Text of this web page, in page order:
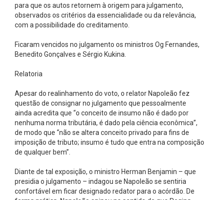
para que os autos retornem à origem para julgamento,
observados os critérios da essencialidade ou da relevância,
com a possibilidade do creditamento.
Ficaram vencidos no julgamento os ministros Og Fernandes,
Benedito Gonçalves e Sérgio Kukina.
Relatoria
Apesar do realinhamento do voto, o relator Napoleão fez
questão de consignar no julgamento que pessoalmente
ainda acredita que “o conceito de insumo não é dado por
nenhuma norma tributária, é dado pela ciência econômica”,
de modo que “não se altera conceito privado para fins de
imposição de tributo; insumo é tudo que entra na composição
de qualquer bem”.
Diante de tal exposição, o ministro Herman Benjamin – que
presidia o julgamento – indagou se Napoleão se sentiria
confortável em ficar designado redator para o acórdão. De